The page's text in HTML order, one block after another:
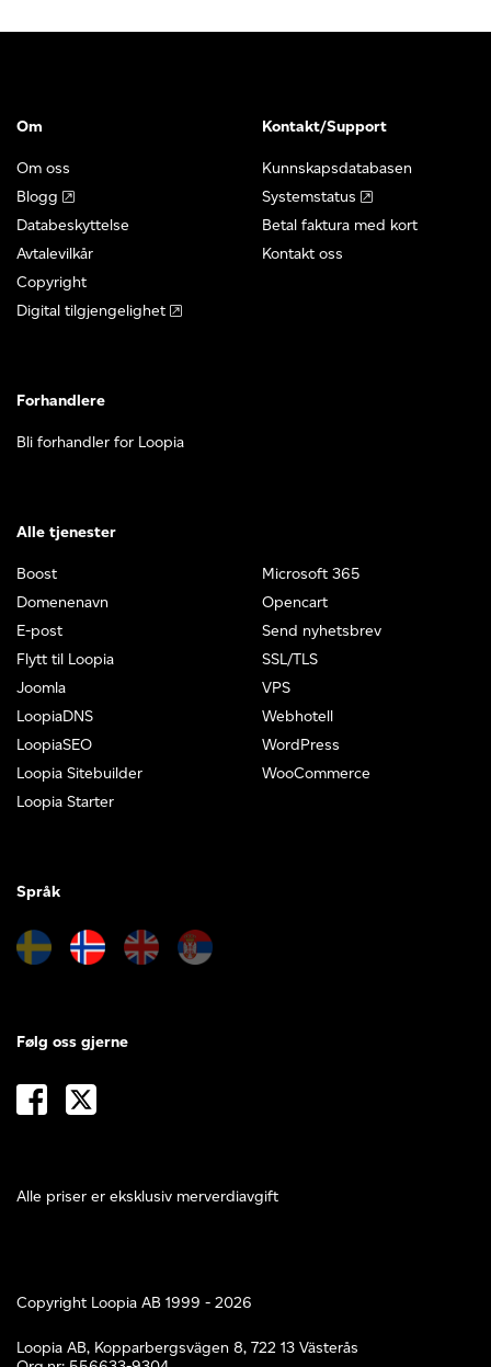
Om
Om oss
Blogg
Databeskyttelse
Avtalevilkår
Copyright
Digital tilgjengelighet
Kontakt/Support
Kunnskapsdatabasen
Systemstatus
Betal faktura med kort
Kontakt oss
Forhandlere
Bli forhandler for Loopia
Alle tjenester
Boost
Domenenavn
E-post
Flytt til Loopia
Joomla
LoopiaDNS
LoopiaSEO
Loopia Sitebuilder
Loopia Starter
Microsoft 365
Opencart
Send nyhetsbrev
SSL/TLS
VPS
Webhotell
WordPress
WooCommerce
Språk
Alle priser er eksklusiv merverdiavgift
Følg oss gjerne
Copyright Loopia AB 1999 - 2026
Loopia AB, Kopparbergsvägen 8, 722 13 Västerås